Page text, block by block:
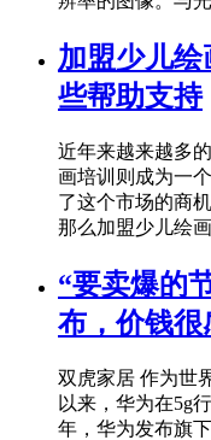
加盟少儿
些帮助支持
近年来越来越多
画培训则成为一
了这个市场的商
那么加盟少儿绘画
“要卖爆的
布，价钱很
双虎家居 作为世
以来，华为在5g
年，华为发布旗